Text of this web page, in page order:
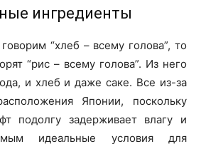
ингредиенты
“хлеб – всему голова”, то
“рис – всему голова”. Из него
и хлеб и даже саке. Все из-за
Японии, поскольку
подолгу задерживает влагу и
идеальные условия для